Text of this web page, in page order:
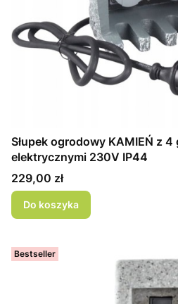
Słupek ogrodowy KAMIEŃ z 4
elektrycznymi 230V IP44
Cena
229,00 zł
Do koszyka
Bestseller